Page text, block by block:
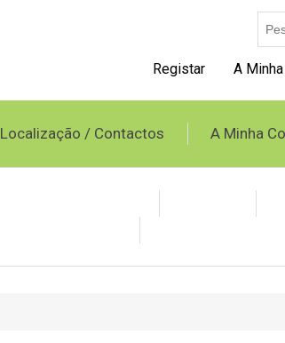
Registar A
Localização / Contactos A Minha